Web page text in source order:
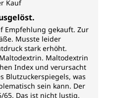
von 1 von 5 Sternen
Kauf
Empfehlung gekauft. Zur
Musste leider
stark erhöht.
Maltodextrin
Index und verursacht
Blutzuckerspiegels, was
sein kann. Der
65. Das ist nicht lustig.